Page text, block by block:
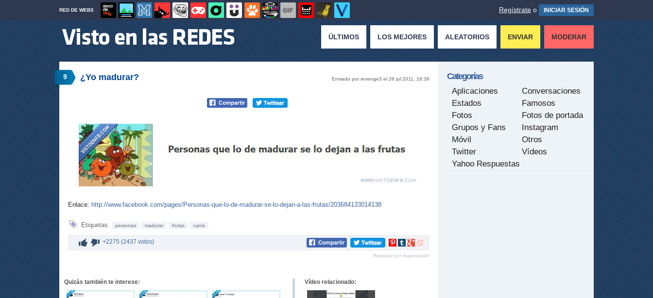
RED DE WEBS Regístrate o INICIAR SESIÓN
ÚLTIMOS LOS MEJORES ALEATORIOS ENVIAR MODERAR
9 Enviado por revenge3 el 26 jul 2011, 18:36
¿Yo madurar?
Enlace: http://www.facebook.com/pages/Personas-que-lo-de-madurar-se-lo-dejan-a-las-frutas/203684133014138
Etiquetas: personas madurar frutas canis
+2275 (2437 votos)
Compartir
Pinterest
Compartir
tumblr
Compartir
Google+
Compartir
meneame
Reportar por inapropiado
Quizás también te interese: Vídeo relacionado:
Categorías
Aplicaciones
Conversaciones
Estados
Famosos
Fotos
Fotos de portada
Grupos y Fans
Instagram
Móvil
Otros
Twitter
Vídeos
Yahoo Respuestas